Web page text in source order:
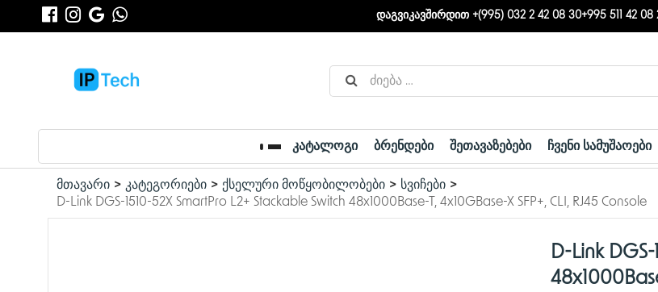
დაგვიკავშირდით +(995) 032 2 42 08 30+995 511 42 08
კატალოგი ბრენდები შეთავაზებები ჩვენი სამუშაოები
მთავარი კატეგორიები ქსელური მოწყობილობები
სვიჩები
D-Link DGS-1510-52X SmartPro L2+ Stackable Switch 48x1000Base-T, 4x10GBase-X SFP+, CLI, RJ45 Console
D-Link